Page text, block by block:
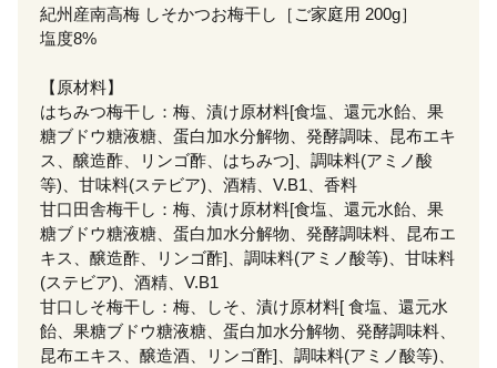
紀州産南高梅 しそかつお梅干し［ご家庭用 200g］
塩度8%
【原材料】
はちみつ梅干し：梅、漬け原材料[食塩、還元水飴、果
糖ブドウ糖液糖、蛋白加水分解物、発酵調味、昆布エキ
ス、醸造酢、リンゴ酢、はちみつ]、調味料(アミノ酸
等)、甘味料(ステビア)、酒精、V.B1、香料
甘口田舎梅干し：梅、漬け原材料[食塩、還元水飴、果
糖ブドウ糖液糖、蛋白加水分解物、発酵調味料、昆布エ
キス、醸造酢、リンゴ酢]、調味料(アミノ酸等)、甘味料
(ステビア)、酒精、V.B1
甘口しそ梅干し：梅、しそ、漬け原材料[ 食塩、還元水
飴、果糖ブドウ糖液糖、蛋白加水分解物、発酵調味料、
昆布エキス、醸造酒、リンゴ酢]、調味料(アミノ酸等)、